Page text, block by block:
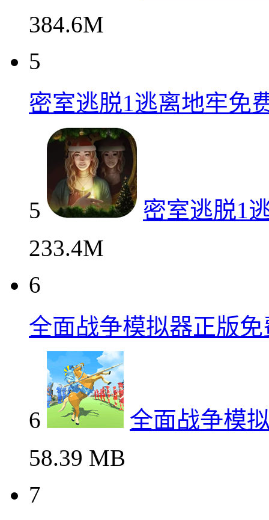
384.6M
5
密室逃脱1逃离地牢免
5
密室逃脱1
233.4M
6
全面战争模拟器正版
6
全面战争模
58.39 MB
7